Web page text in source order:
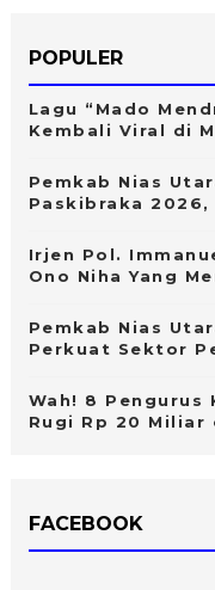
POPULER
Lagu “Mado
Kembali Viral di
Pemkab Nias
Paskibraka
Irjen Pol.
Ono Niha Yang
Pemkab Nias
Perkuat Sektor
Wah! 8 Pengurus
Rugi Rp 20 Miliar
FACEBOOK